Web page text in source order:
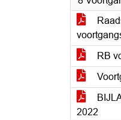
RB
2022